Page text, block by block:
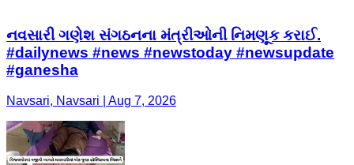
નવસારી ગણેશ સંગઠનના મંત્રીઓની નિમણૂક કરાઈ.
#dailynews #news #newstoday #newsupdate
#ganesha
Navsari, Navsari | Aug 7, 2026